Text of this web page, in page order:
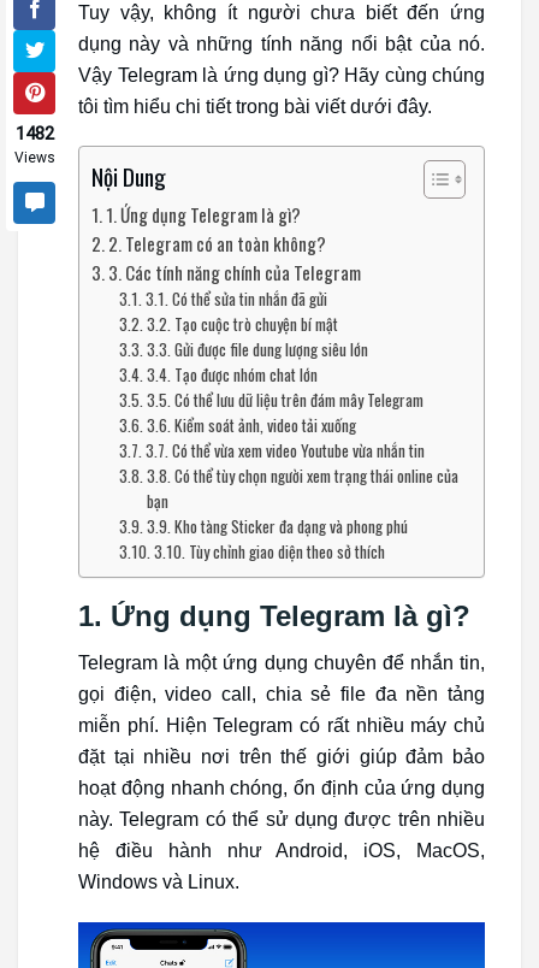
1482
Views
Tuy vậy, không ít người chưa biết đến ứng
dụng này và những tính năng nổi bật của nó.
Vậy Telegram là ứng dụng gì? Hãy cùng chúng
tôi tìm hiểu chi tiết trong bài viết dưới đây.
Nội Dung
1. Ứng dụng Telegram là gì?
2. Telegram có an toàn không?
3. Các tính năng chính của Telegram
3.1. Có thể sửa tin nhắn đã gửi
3.2. Tạo cuộc trò chuyện bí mật
3.3. Gửi được file dung lượng siêu lớn
3.4. Tạo được nhóm chat lớn
3.5. Có thể lưu dữ liệu trên đám mây Telegram
3.6. Kiểm soát ảnh, video tải xuống
3.7. Có thể vừa xem video Youtube vừa nhắn tin
3.8. Có thể tùy chọn người xem trạng thái online của
bạn
3.9. Kho tàng Sticker đa dạng và phong phú
3.10. Tùy chỉnh giao diện theo sở thích
1. Ứng dụng Telegram là gì?
Telegram là một ứng dụng chuyên để nhắn tin,
gọi điện, video call, chia sẻ file đa nền tảng
miễn phí. Hiện Telegram có rất nhiều máy chủ
đặt tại nhiều nơi trên thế giới giúp đảm bảo
hoạt động nhanh chóng, ổn định của ứng dụng
này. Telegram có thể sử dụng được trên nhiều
hệ điều hành như Android, iOS, MacOS,
Windows và Linux.